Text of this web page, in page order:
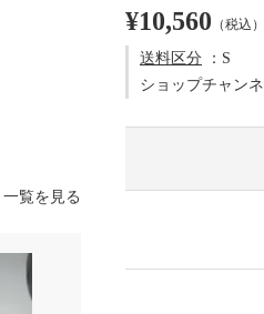
一覧を見る
¥10,560 （税込）
送料区分 ：S
ショップチャン